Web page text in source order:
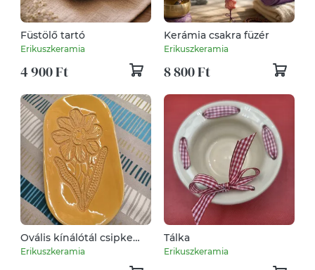
Füstölő tartó
Erikuszkeramia
4 900 Ft
Kerámia csakra füzér
Erikuszkeramia
8 800 Ft
Ovális kínálótál csipke
virágos
Erikuszkeramia
Tálka
Erikuszkeramia